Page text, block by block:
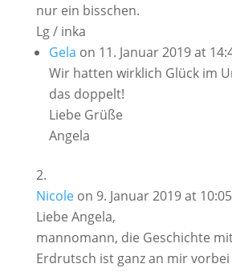
nur ein bisschen.
Lg / inka
Gela on 11. Januar 2019 at
Wir hatten wirklich Glück im
das doppelt!
Liebe Grüße
Angela
Nicole on 9. Januar 2019 at 10:05
Liebe Angela,
mannomann, die Geschichte
Erdrutsch ist ganz an mir vorbei